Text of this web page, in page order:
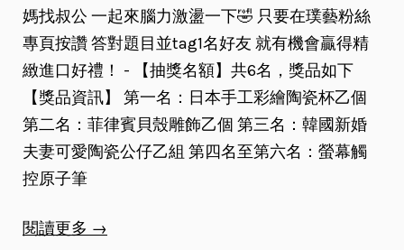
媽找叔公 一起來腦力激盪一下🤣 只要在璞藝粉絲
專頁按讚 答對題目並tag1名好友 就有機會贏得精
緻進口好禮！ - 【抽獎名額】共6名，獎品如下
【獎品資訊】 第一名：日本手工彩繪陶瓷杯乙個
第二名：菲律賓貝殼雕飾乙個 第三名：韓國新婚
夫妻可愛陶瓷公仔乙組 第四名至第六名：螢幕觸
控原子筆
閱讀更多 →